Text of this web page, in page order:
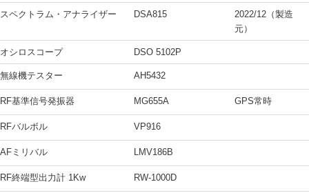
スペクトラム・アナライザー DSA815
2022/12（製造
元）
オシロスコープ DSO 5102P
無線機テスター AH5432
RF基準信号発振器 MG655A GPS常時
RFバルボル VP916
AFミリバル LMV186B
RF終端型出力計 1Kw RW-1000D